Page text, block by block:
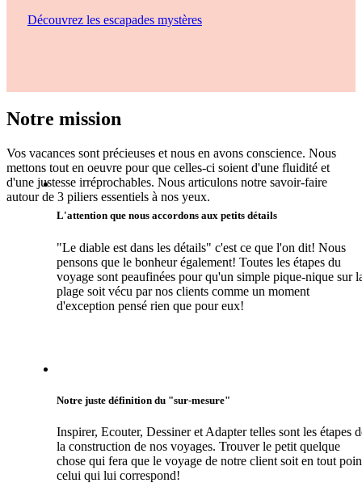
Découvrez les escapades mystères
Notre mission
Vos vacances sont précieuses et nous en avons conscience. Nous
mettons tout en oeuvre pour que celles-ci soient d'une fluidité et
d'une justesse irréprochables. Nous articulons notre savoir-faire
autour de 3 piliers essentiels à nos yeux.
L'attention que nous accordons aux petits détails
"Le diable est dans les détails" c'est ce que l'on dit! Nous
pensons que le bonheur également! Toutes les étapes du
voyage sont peaufinées pour qu'un simple pique-nique sur
plage soit vécu par nos clients comme un moment
d'exception pensé rien que pour eux!
Notre juste définition du "sur-mesure"
Inspirer, Ecouter, Dessiner et Adapter telles sont les étapes
la construction de nos voyages. Trouver le petit quelque
chose qui fera que le voyage de notre client soit en tout
celui qui lui correspond!